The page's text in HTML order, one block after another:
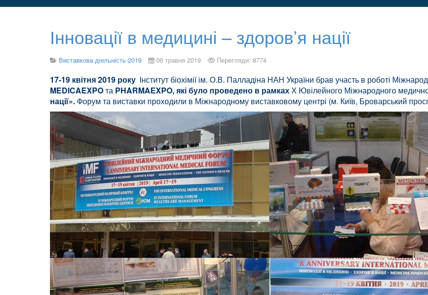
Інновації в медицині – здоров’я нації
Виставкова діяльність-2019 06 травня 2019 Перегляди: 8774
17-19 квітня 2019 року Інститут біохімії ім. О.В. Палладіна НАН України брав участь в роботі
MEDICAEXPOта PHARMAEXPO, які було проведено в рамкахХ Ювілейного Міжнародного
нації». Форум та виставки проходили в Міжнародному виставковому центрі (м. Київ, Броварський